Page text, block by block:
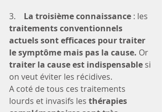
3. La troisième connaissance : les
traitements conventionnels
actuels sont efficaces pour traiter
le symptôme mais pas la cause. Or
traiter la cause est indispensable si
on veut éviter les récidives.
A coté de tous ces traitements
lourds et invasifs les thérapies